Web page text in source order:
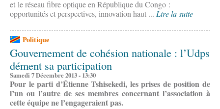
et le réseau fibre optique en République du Congo :
opportunités et perspectives, innovation haut ... Lire la suite
Politique
Gouvernement de cohésion nationale : l’Udps
dément sa participation
Samedi 7 Décembre 2013 - 13:30
Pour le parti d’Étienne Tshisekedi, les prises de position de
l’un ou l’autre de ses membres concernant l’association à
cette équipe ne l’engageraient pas.